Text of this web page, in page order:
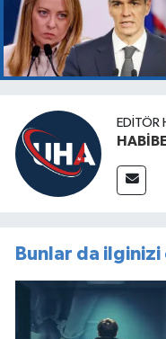
EDITÖR
Bunlar da